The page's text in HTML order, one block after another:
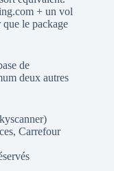
+ un vol
le package
de
deux autres
Carrefour